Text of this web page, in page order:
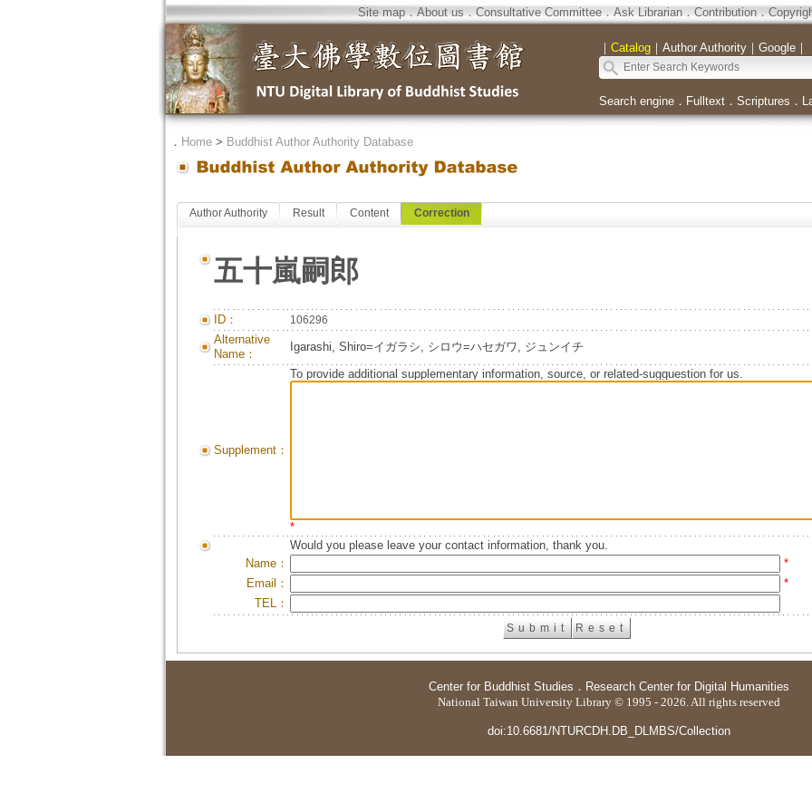
Site map．About us．Consultative Committee．Ask Librarian．Contribution．
｜ Catalog｜ Author Authority｜ Google｜
Search engine． Fulltext． Scriptures ．
． Home> Buddhist Author Authority Database
Author Authority Result Content Correction
五十嵐嗣郎
ID： 106296
Alternative
Name：
Igarashi, Shiro=イガラシ, シロウ=ハセガワ, ジュンイチ
Supplement：
To provide additional supplementary information, source, or related-sugguestion for us.
*
Would you please leave your contact information, thank you.
Name：
*
Email：
*
TEL：
Center for Buddhist Studies ． Research Center for Digital Humanities
National Taiwan University Library © 1995 - 2026. All rights reserved
doi:10.6681/NTURCDH.DB_DLMBS/Collection